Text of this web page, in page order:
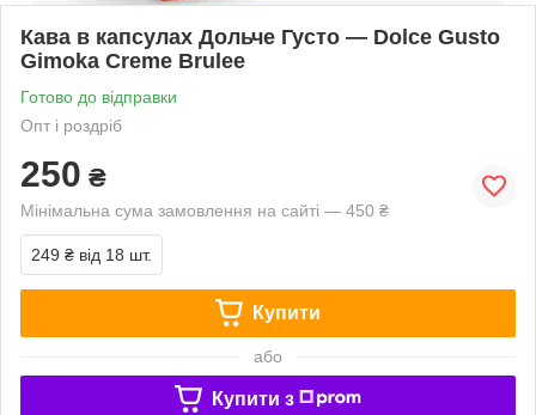
Кава в капсулах Дольче Густо — Dolce Gusto
Gimoka Creme Brulee
Готово до відправки
Опт і роздріб
250 ₴
Мінімальна сума замовлення на сайті — 450 ₴
249 ₴ від 18 шт.
Купити
або
Купити з